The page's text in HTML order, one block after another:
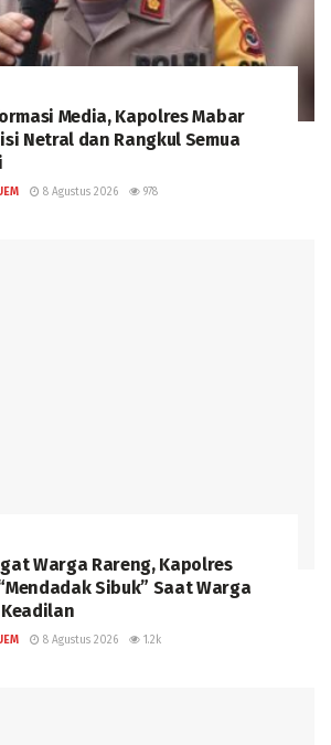
Media, Kapolres Mabar
Netral dan Rangkul Semua
8 Agustus 2026 978
Warga Rareng, Kapolres
Sibuk” Saat Warga
8 Agustus 2026 1.2k